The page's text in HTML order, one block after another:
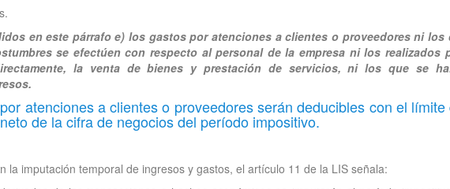
en este párrafo e) los gastos por atenciones a clientes o proveedores ni los
se efectúen con respecto al personal de la empresa ni los realizados
la venta de bienes y prestación de servicios, ni los que se
atenciones a clientes o proveedores serán deducibles con el límite
de la cifra de negocios del período impositivo.
la imputación temporal de ingresos y gastos, el artículo 11 de la LIS señala: